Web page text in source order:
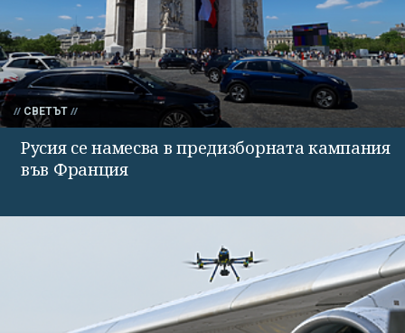
СВЕТЪТ
Русия се намесва в предизборната кампания
във Франция